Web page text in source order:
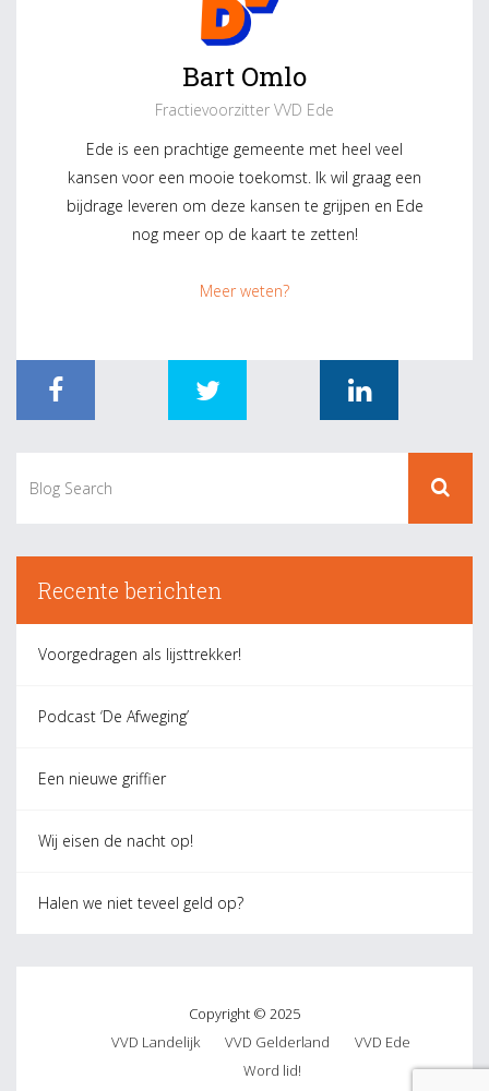
Bart Omlo
Fractievoorzitter VVD Ede
Ede is een prachtige gemeente met heel veel
kansen voor een mooie toekomst. Ik wil graag een
bijdrage leveren om deze kansen te grijpen en Ede
nog meer op de kaart te zetten!
Meer weten?
Recente berichten
Voorgedragen als lijsttrekker!
Podcast ‘De Afweging’
Een nieuwe griffier
Wij eisen de nacht op!
Halen we niet teveel geld op?
Copyright © 2025
VVD Landelijk
VVD Gelderland
VVD Ede
Word lid!